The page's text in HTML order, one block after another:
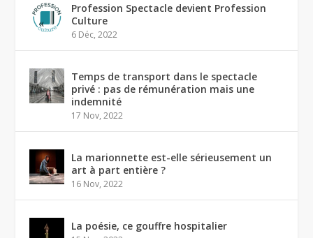
Profession Spectacle devient Profession
Culture
6 Déc, 2022
Temps de transport dans le spectacle
privé : pas de rémunération mais une
indemnité
17 Nov, 2022
La marionnette est-elle sérieusement un
art à part entière ?
16 Nov, 2022
La poésie, ce gouffre hospitalier